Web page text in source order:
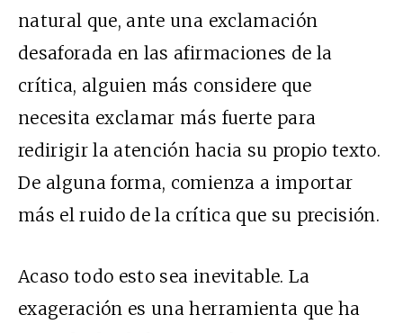
natural que, ante una exclamación
desaforada en las afirmaciones de la
crítica, alguien más considere que
necesita exclamar más fuerte para
redirigir la atención hacia su propio texto.
De alguna forma, comienza a importar
más el ruido de la crítica que su precisión.
Acaso todo esto sea inevitable. La
exageración es una herramienta que ha